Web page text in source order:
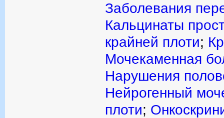
Заболевания
Кальцинаты
крайней плоти;
Мочекаменная
Нарушения
Нейрогенный
плоти;